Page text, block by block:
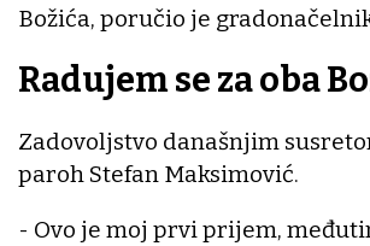
Božića, poručio je
Radujem se za oba
Zadovoljstvo današnjim
paroh Stefan Maksimović.
- Ovo je moj prvi prijem,